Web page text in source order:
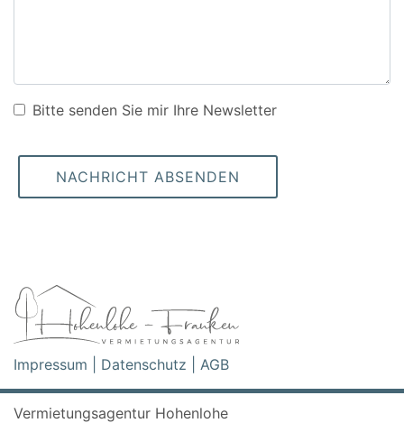
Bitte senden Sie mir Ihre Newsletter
NACHRICHT ABSENDEN
Impressum Datenschutz AGB
Vermietungsagentur Hohenlohe